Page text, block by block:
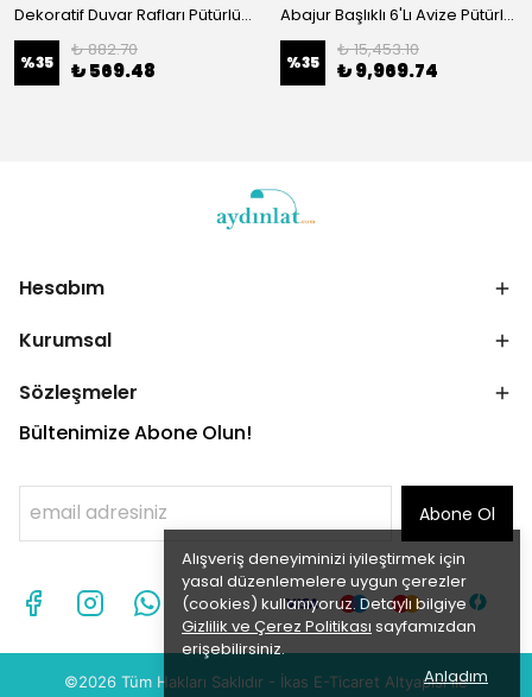
Alışveriş deneyiminizi iyileştirmek için
yasal düzenlemelere uygun çerezler
(cookies) kullanıyoruz. Detaylı bilgiye
Gizlilik ve Çerez Politikası sayfamızdan
erişebilirsiniz.
Anladım
Dekoratif Duvar Rafları Pütürlü Siyah Koyu Ceviz Ahşap | Cm-020-Srk
%35
₺ 882.70
₺ 569.48
Abajur Başlıklı 6'Lı Avize Pütürlü Siyah 3012
%35
₺ 15,453.10
₺ 9,969.74
Hesabım
Kurumsal
Sözleşmeler
Bültenimize Abone Olun!
Abone Ol
©2026 Tüm Hakları Saklıdır - İkas E-Ticaret Altyapısı ile